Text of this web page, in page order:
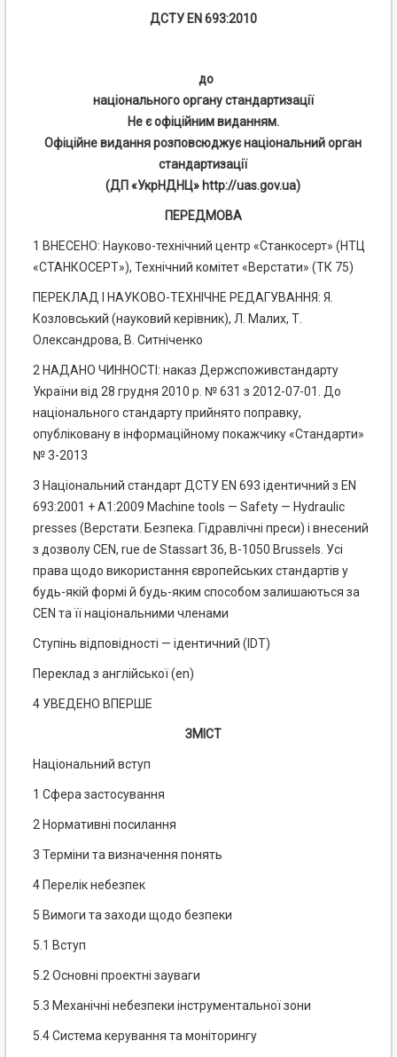
ДСТУ EN 693:2010
до
національного органу стандартизації
Не є офіційним виданням.
Офіційне видання розповсюджує національний орган
стандартизації
(ДП «УкрНДНЦ» http://uas.gov.ua)
ПЕРЕДМОВА
1 ВНЕСЕНО: Науково-технічний центр «Станкосерт» (НТЦ
«СТАНКОСЕРТ»), Технічний комітет «Верстати» (ТК 75)
ПЕРЕКЛАД І НАУКОВО-ТЕХНІЧНЕ РЕДАГУВАННЯ: Я.
Козловський (науковий керівник), Л. Малих, Т.
Олександрова, В. Ситніченко
2 НАДАНО ЧИННОСТІ: наказ Держспоживстандарту
України від 28 грудня 2010 р. № 631 з 2012-07-01. До
національного стандарту прийнято поправку,
опубліковану в інформаційному покажчику «Стандарти»
№ 3-2013
3 Національний стандарт ДСТУ EN 693 ідентичний з EN
693:2001 + А1:2009 Machine tools — Safety — Hydraulic
presses (Верстати. Безпека. Гідравлічні преси) і внесений
з дозволу CEN, rue de Stassart 36, В-1050 Brussels. Усі
права щодо використання європейських стандартів у
будь-якій формі й будь-яким способом залишаються за
CEN та її національними членами
Ступінь відповідності — ідентичний (IDT)
Переклад з англійської (еn)
4 УВЕДЕНО ВПЕРШЕ
ЗМІСТ
Національний вступ
1 Сфера застосування
2 Нормативні посилання
3 Терміни та визначення понять
4 Перелік небезпек
5 Вимоги та заходи щодо безпеки
5.1 Вступ
5.2 Основні проектні зауваги
5.3 Механічні небезпеки інструментальної зони
5.4 Система керування та моніторингу